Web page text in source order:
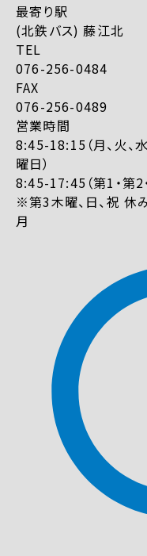
最寄り駅
(北鉄バス) 藤江北
TEL
076-256-0484
FAX
076-256-0489
営業時間
8:45-18:15（月、火、
曜日）
8:45-17:45（第1・第2
※第3木曜、日、祝 休
月